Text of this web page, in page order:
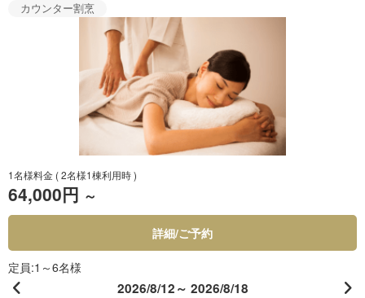
カウンター割烹
1名様料金 ( 2名様1棟利用時 )
64,000円 ～
詳細/ご予約
定員 1～6名様
2026/8/12～ 2026/8/18